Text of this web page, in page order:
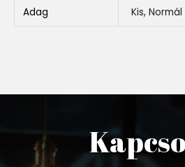
Adag Kis, Normál